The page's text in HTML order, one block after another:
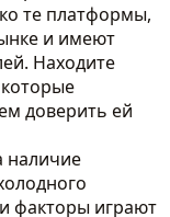
те платформы,
и имеют
Находите
доверить ей
наличие
факторы играют